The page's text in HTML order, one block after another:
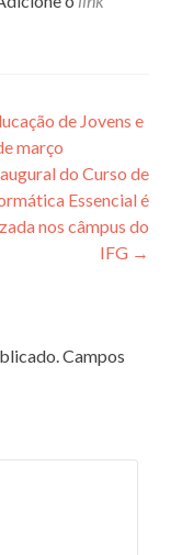
de Jovens e
março
do Curso de
Essencial é
nos câmpus do
IFG →
Campos